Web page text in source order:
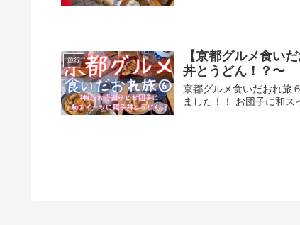
旅行
【京都グルメ食い
丼とうどん！？〜
京都グルメ食いだおれ旅
ました！！ お団子に和ス